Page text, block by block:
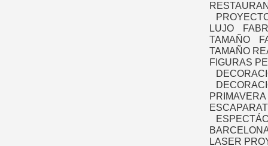
LUJO
TAMAÑO
TAMAÑO
FIGURAS
PRIMAVERA
LASER